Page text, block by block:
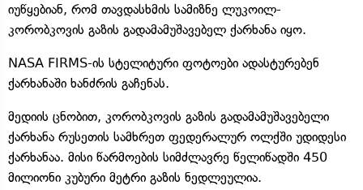
იუწყებიან, რომ თავდასხმის სამიზნე ლუკოილ-
კორობკოვის გაზის გადამამუშავებელ ქარხანა იყო.
NASA FIRMS-ის სტელიტური ფოტოები ადასტურებენ
ქარხანაში ხანძრის გაჩენას.
მედიის ცნობით, კორობკოვის გაზის გადამამუშავებელი
ქარხანა რუსეთის სამხრეთ ფედერალურ ოლქში უდიდესი
ქარხანაა. მისი წარმოების სიმძლავრე წელიწადში 450
მილიონი კუბური მეტრი გაზის ნედლეულია.